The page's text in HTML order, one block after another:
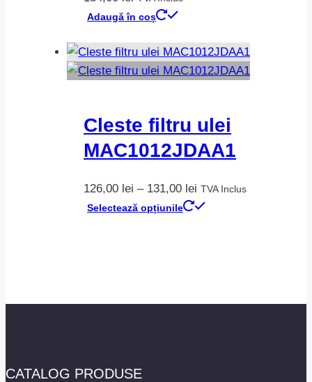
Adaugă în coș
Cleste filtru ulei
MAC1012JDAA1
126,00 lei – 131,00 lei Interval
de
131,00 lei
TVA Inclus
Selectează opțiunile
variații.
CATALOG PRODUSE